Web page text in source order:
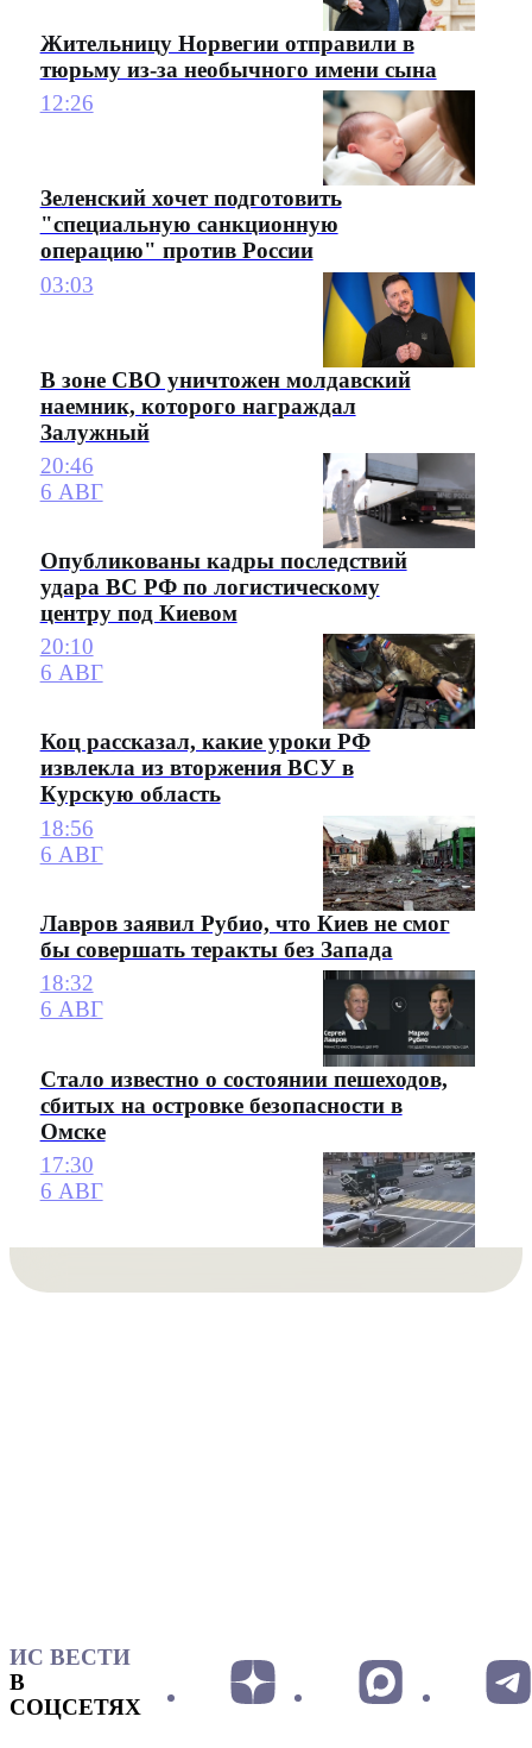
Жительницу Норвегии отправили в
тюрьму из-за необычного имени сына
12:26
Зеленский хочет подготовить
"специальную санкционную
операцию" против России
03:03
В зоне СВО уничтожен молдавский
наемник, которого награждал
Залужный
20:46
6 АВГ
Опубликованы кадры последствий
удара ВС РФ по логистическому
центру под Киевом
20:10
6 АВГ
Коц рассказал, какие уроки РФ
извлекла из вторжения ВСУ в
Курскую область
18:56
6 АВГ
Лавров заявил Рубио, что Киев не смог
бы совершать теракты без Запада
18:32
6 АВГ
Стало известно о состоянии пешеходов,
сбитых на островке безопасности в
Омске
17:30
6 АВГ
ИС ВЕСТИ
В
СОЦСЕТЯХ